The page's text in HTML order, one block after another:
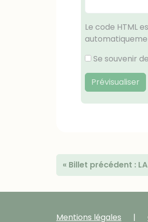
Le code HTML
Se souvenir
Prévisualiser
« Billet précédent :
Mentions légales